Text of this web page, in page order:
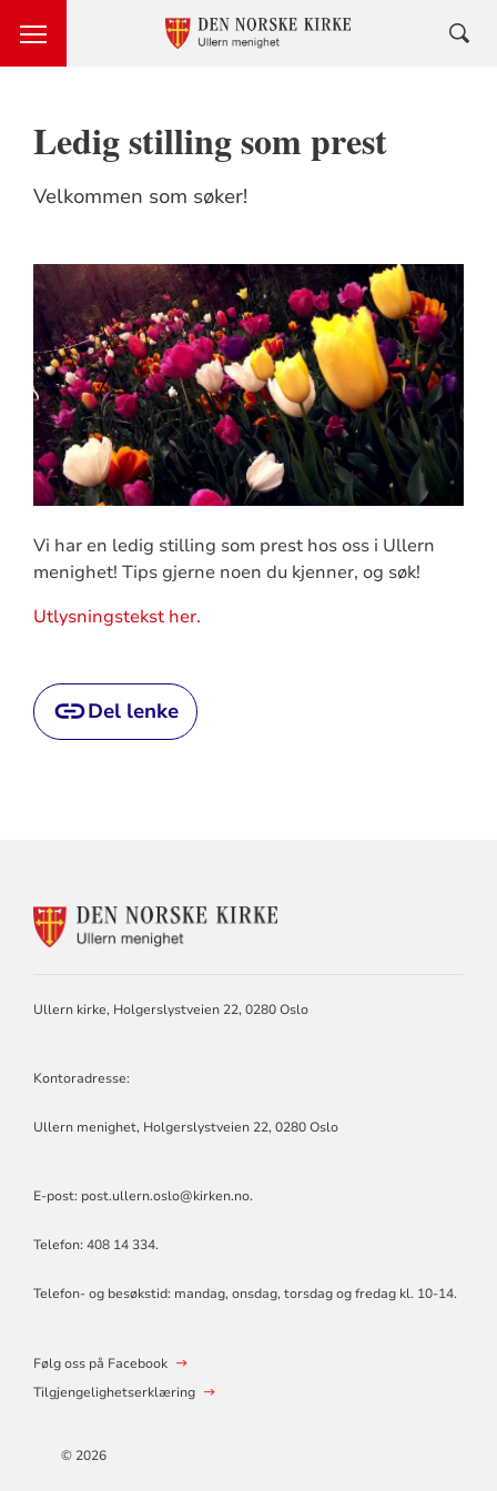
Ledig stilling som prest
Velkommen som søker!
Vi har en ledig stilling som prest hos oss i Ullern
menighet! Tips gjerne noen du kjenner, og søk!
Utlysningstekst her.
Del lenke
KONTAKTINFORMASJON
Ullern kirke, Holgerslystveien 22, 0280 Oslo
Kontoradresse:
Ullern menighet, Holgerslystveien 22, 0280 Oslo
E-post: post.ullern.oslo@kirken.no.
Telefon: 408 14 334.
Telefon- og besøkstid: mandag, onsdag, torsdag og fredag kl. 10-14.
Følg oss på Facebook
Tilgjengelighetserklæring
© 2026